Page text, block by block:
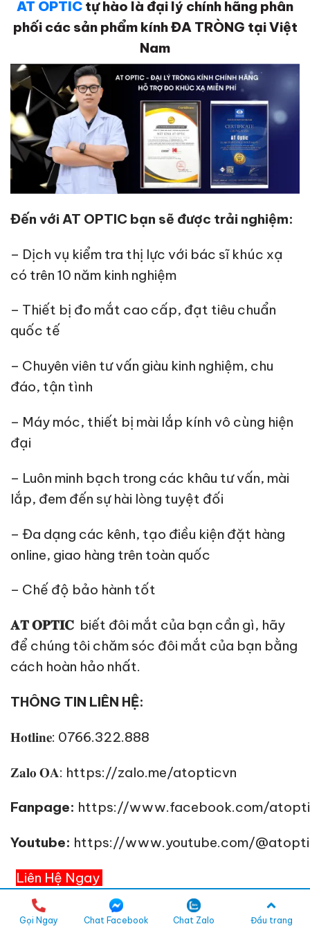
AT OPTIC tự hào là đại lý chính hãng phân
phối các sản phẩm kính ĐA TRÒNG tại Việt
Nam
Đến với AT OPTIC bạn sẽ được trải nghiệm:
– Dịch vụ kiểm tra thị lực với bác sĩ khúc xạ
có trên 10 năm kinh nghiệm
– Thiết bị đo mắt cao cấp, đạt tiêu chuẩn
quốc tế
– Chuyên viên tư vấn giàu kinh nghiệm, chu
đáo, tận tình
– Máy móc, thiết bị mài lắp kính vô cùng hiện
đại
– Luôn minh bạch trong các khâu tư vấn, mài
lắp, đem đến sự hài lòng tuyệt đối
– Đa dạng các kênh, tạo điều kiện đặt hàng
online, giao hàng trên toàn quốc
– Chế độ bảo hành tốt
𝐀𝐓 𝐎𝐏𝐓𝐈𝐂 biết đôi mắt của bạn cần gì, hãy
để chúng tôi chăm sóc đôi mắt của bạn bằng
cách hoàn hảo nhất.
THÔNG TIN LIÊN HỆ:
𝐇𝐨𝐭𝐥𝐢𝐧𝐞: 0766.322.888
𝐙𝐚𝐥𝐨 𝐎𝐀: https://zalo.me/atopticvn
Fanpage: https://www.facebook.com/
Youtube: https://www.youtube.com/
Liên Hệ Ngay
Gọi Ngay Chat Facebook Chat Zalo Đầu trang